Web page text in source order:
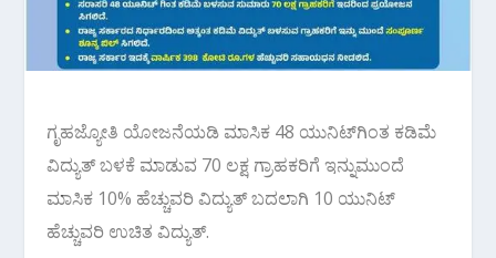
ಗೃಹಜ್ಯೋತಿ ಯೋಜನೆಯಡಿ ಮಾಸಿಕ 48 ಯುನಿಟ್‌ಗಿಂತ ಕಡಿಮೆ
ವಿದ್ಯುತ್ ಬಳಕೆ ಮಾಡುವ 70 ಲಕ್ಷ ಗ್ರಾಹಕರಿಗೆ ಇನ್ನುಮುಂದೆ
ಮಾಸಿಕ 10% ಹೆಚ್ಚುವರಿ ವಿದ್ಯುತ್ ಬದಲಾಗಿ 10 ಯುನಿಟ್
ಹೆಚ್ಚುವರಿ ಉಚಿತ ವಿದ್ಯುತ್.